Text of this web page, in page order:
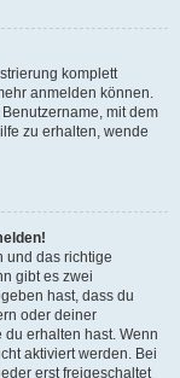
komplett
anmelden können.
mit dem
zu erhalten, wende
und das richtige
gibt es zwei
hast, dass du
oder deiner
erhalten hast. Wenn
aktiviert werden. Bei
erst freigeschaltet